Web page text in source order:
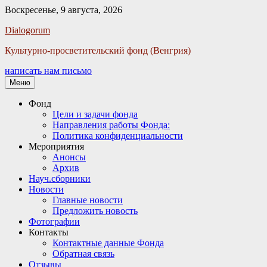
Воскресенье, 9 августа, 2026
Dialogorum
Культурно-просветительский фонд (Венгрия)
написать нам письмо
Меню
Основное
Фонд
Цели и задачи фонда
Направления работы Фонда:
Политика конфиденциальности
Мероприятия
Анонсы
Архив
Науч.сборники
Новости
Главные новости
Предложить новость
Фотографии
Контакты
Контактные данные Фонда
Обратная связь
Отзывы